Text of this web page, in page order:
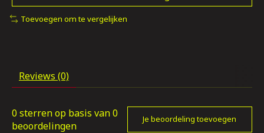
Toevoegen om te vergelijken
Reviews (0)
0 sterren op basis van0
beoordelingen
Je beoordeling toevoegen